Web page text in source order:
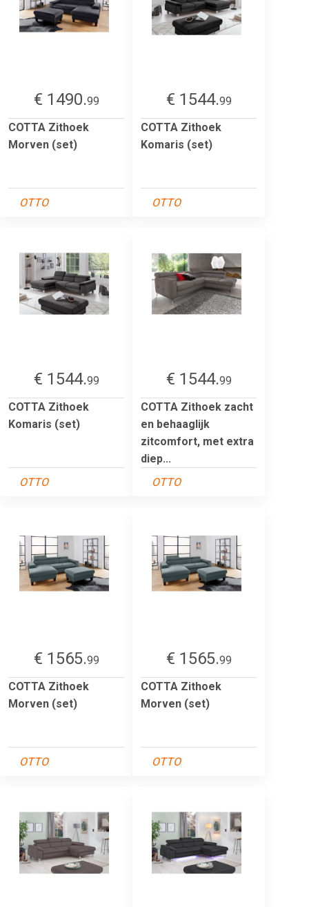
€ 1490.99
COTTA Zithoek
Morven (set)
OTTO
€ 1544.99
COTTA Zithoek
Komaris (set)
OTTO
€ 1544.99
COTTA Zithoek
Komaris (set)
OTTO
€ 1544.99
COTTA Zithoek zacht
en behaaglijk
zitcomfort, met extra
diep...
OTTO
€ 1565.99
COTTA Zithoek
Morven (set)
OTTO
€ 1565.99
COTTA Zithoek
Morven (set)
OTTO